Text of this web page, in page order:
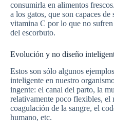
consumirla en alimentos
a los gatos, que son capaces
vitamina C por lo que no
del escorbuto.
Evolución y no diseño
Estos son sólo algunos
inteligente en nuestro
ingente: el canal del parto, la
relativamente poco flexibles, el
coagulación de la sangre, el
humano, etc.